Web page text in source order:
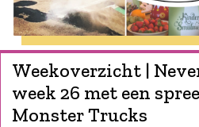
Weekoverzicht |
week 26 met een
Monster Trucks